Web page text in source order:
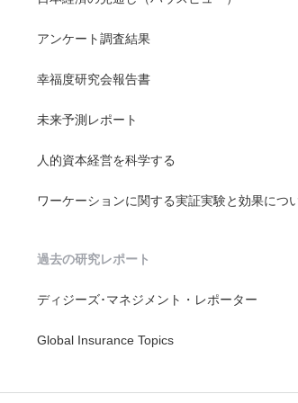
アンケート調査結果
幸福度研究会報告書
未来予測レポート
人的資本経営を科学する
ワーケーションに関する実証実験と効果につ
過去の研究レポート
ディジーズ･マネジメント・レポーター
Global Insurance Topics